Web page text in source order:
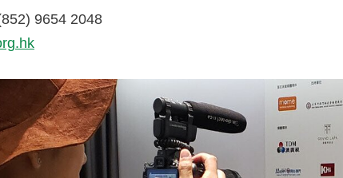
9654 2048